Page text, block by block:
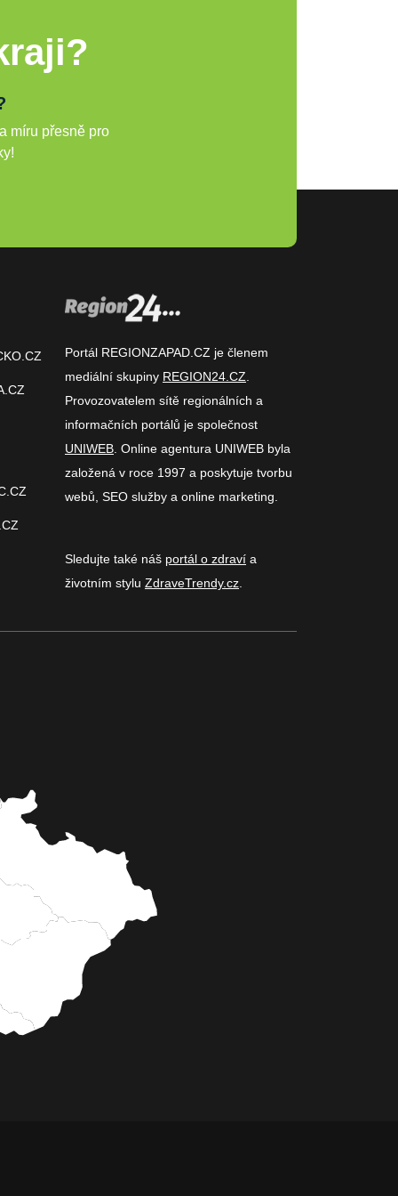
míru přesně pro
Portál REGIONZAPAD.CZ je členem
mediální skupiny REGION24.CZ
Provozovatelem sítě regionálních a
informačních portálů je společnost
UNIWEB . Online agentura UNIWEB byla
založená v roce 1997 a poskytuje tvorbu
webů, SEO služby a online marketing.
Sledujte také náš portál o zdraví a
životním stylu ZdraveTrendy.cz